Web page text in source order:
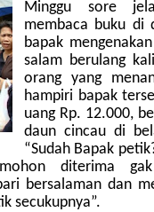
Minggu sore
membaca buku di
bapak
salam berulang
orang yang
hampiri bapak
uang Rp. 12.000,
daun cincau di
“Sudah Bapak
diterima
bersalaman dan
secukupnya”.